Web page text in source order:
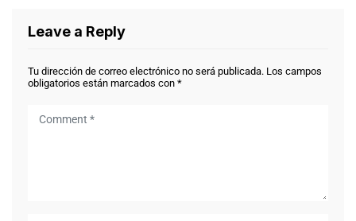
Leave a Reply
Tu dirección de correo electrónico no será publicada. Los campos
obligatorios están marcados con *